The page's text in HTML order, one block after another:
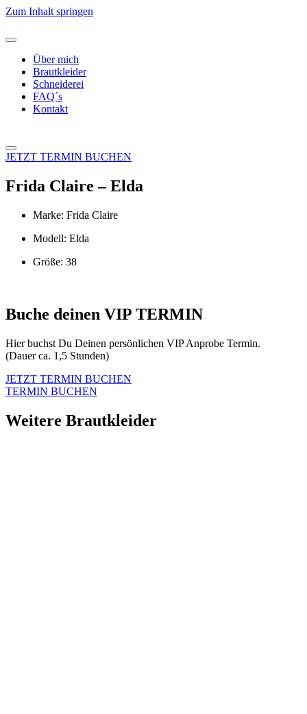
Zum Inhalt springen
Über mich
Brautkleider
Schneiderei
FAQ´s
Kontakt
JETZT TERMIN BUCHEN
Frida Claire – Elda
Marke: Frida Claire
Modell: Elda
Größe: 38
Buche deinen VIP TERMIN
Hier buchst Du Deinen persönlichen VIP Anprobe Termin.
(Dauer ca. 1,5 Stunden)
JETZT TERMIN BUCHEN
TERMIN BUCHEN
Weitere Brautkleider